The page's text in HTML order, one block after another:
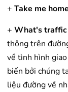
+ Take me home
+ What's traffic
thông trên
về tình hình
biến bởi chúng
liệu đường về